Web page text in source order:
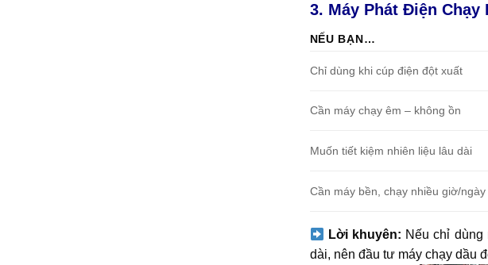
3. Máy Phát Điện Chạy
NẾU BẠN…
Chỉ dùng khi cúp điện đột xuất
Cần máy chạy êm – không ồn
Muốn tiết kiệm nhiên liệu lâu dài
Cần máy bền, chạy nhiều giờ/ngày
Lời khuyên: Nếu chỉ dùng
dài, nên đầu tư máy chạy dầu